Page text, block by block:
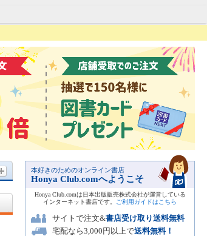
本好きのためのオンライン書店
Honya Club.comへようこそ
Honya Club.comは日本出版販売株式会社が運営している
インターネット書店です。
ご利用ガイドはこちら
サイトで注文&書店受け取り送料無料
宅配なら3,000円以上で送料無料！